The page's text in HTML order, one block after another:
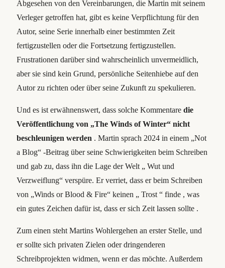
Abgesehen von den Vereinbarungen, die Martin mit seinem
Verleger getroffen hat, gibt es keine Verpflichtung für den
Autor, seine Serie innerhalb einer bestimmten Zeit
fertigzustellen oder die Fortsetzung fertigzustellen.
Frustrationen darüber sind wahrscheinlich unvermeidlich,
aber sie sind kein Grund, persönliche Seitenhiebe auf den
Autor zu richten oder über seine Zukunft zu spekulieren.
Und es ist erwähnenswert, dass solche Kommentare die
Veröffentlichung von „The Winds of Winter“ nicht
beschleunigen werden . Martin sprach 2024 in einem „Not
a Blog“ -Beitrag über seine Schwierigkeiten beim Schreiben
und gab zu, dass ihn die Lage der Welt „ Wut und
Verzweiflung“ verspüre. Er verriet, dass er beim Schreiben
von „Winds or Blood & Fire“ keinen „ Trost “ finde , was
ein gutes Zeichen dafür ist, dass er sich Zeit lassen sollte .
Zum einen steht Martins Wohlergehen an erster Stelle, und
er sollte sich privaten Zielen oder dringenderen
Schreibprojekten widmen, wenn er das möchte. Außerdem